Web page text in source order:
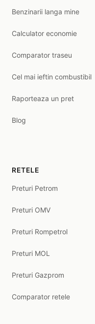
Benzinarii langa mine
Calculator economie
Comparator traseu
Cel mai ieftin combustibil
Raporteaza un pret
Blog
RETELE
Preturi Petrom
Preturi OMV
Preturi Rompetrol
Preturi MOL
Preturi Gazprom
Comparator retele